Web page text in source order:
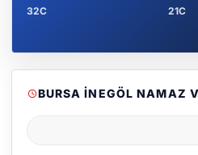
32C 21C
BURSA İNEGÖL NAMAZ